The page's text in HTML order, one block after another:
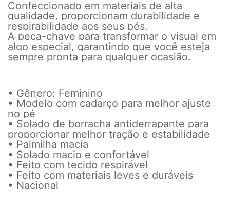
Confeccionado em materiais de alta
qualidade, proporcionam durabilidade e
respirabilidade aos seus pés.
A peça-chave para transformar o visual em
algo especial, garantindo que você esteja
sempre pronta para qualquer ocasião.
• Gênero: Feminino
• Modelo com cadarço para melhor ajuste
no pé
• Solado de borracha antiderrapante para
proporcionar melhor tração e estabilidade
• Palmilha macia
• Solado macio e confortável
• Feito com tecido respirável
• Feito com materiais leves e duráveis
• Nacional